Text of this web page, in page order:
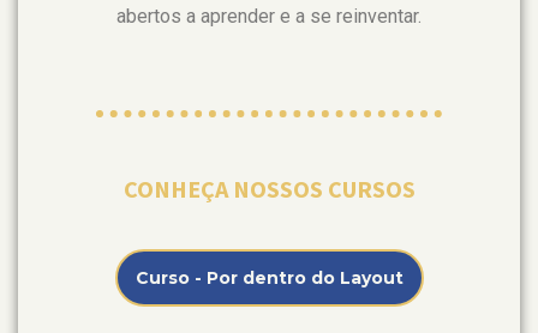
abertos a aprender e a se reinventar.
CONHEÇA NOSSOS CURSOS
Curso - Por dentro do Layout